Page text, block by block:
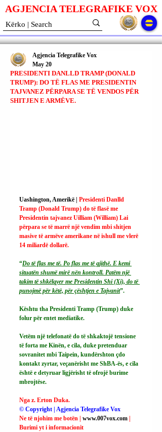
AGJENCIA TELEGRAFIKE VOX
PRESIDENTI DANLLD TRAMP (DONALD
TRUMP): DO TË FLAS ME PRESIDENTIN
TAJVANEZ PËRPARA SE TË VENDOS PËR
SHITJEN E ARMËVE.
Agjencia Telegrafike Vox
May 20
Uashington, Amerikë | Presidenti Danlld
Tramp (Donald Trump) do të flasë me
Presidentin tajvanez Uilliam (William) Lai
përpara se të marrë një vendim mbi shitjen
masive të armëve amerikane në ishull me vlerë
14 miliardë dollarë.
“Do të flas me të. Po flas me të gjithë. E kemi
situatën shumë mirë nën kontroll. Patëm një
takim të shkëlqyer me Presidentin Shi (Xi), do të
punojmë për këtë, për çështjen e Tajvanit”.
Kështu tha Presidenti Tramp (Trump) duke
folur për entet mediatike.
Vetëm një telefonatë do të shkaktojë tensione
të forta me Kinën, e cila, duke pretenduar
sovranitet mbi Taipein, kundërshton çdo
kontakt zyrtar, veçanërisht me ShBA-ës, e cila
është e detyruar ligjërisht të ofrojë burime
mbrojtëse.
Nga z. Erton Duka.
© Copyright | Agjencia Telegrafike Vox
Ne të njohim me botën | www.007vox.com |
Burimi yt i informacionit